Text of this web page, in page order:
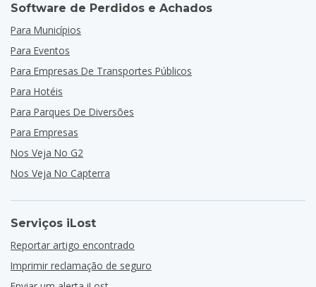
Software de Perdidos e Achados
Para Municípios
Para Eventos
Para Empresas De Transportes Públicos
Para Hotéis
Para Parques De Diversões
Para Empresas
Nos Veja No G2
Nos Veja No Capterra
Serviços iLost
Reportar artigo encontrado
Imprimir reclamação de seguro